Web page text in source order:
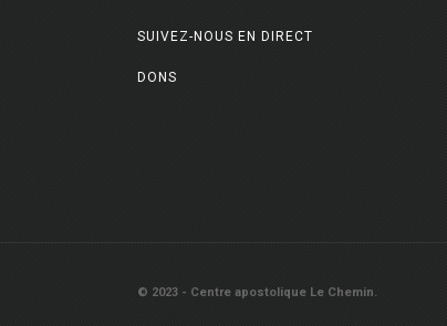
SUIVEZ-NOUS EN DIRECT
DONS
© 2023 - Centre apostolique Le Chemin.